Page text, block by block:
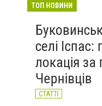
НОВИНИ
ТОП НОВИНИ
селі
локація за
Чернівців
СТАТТІ